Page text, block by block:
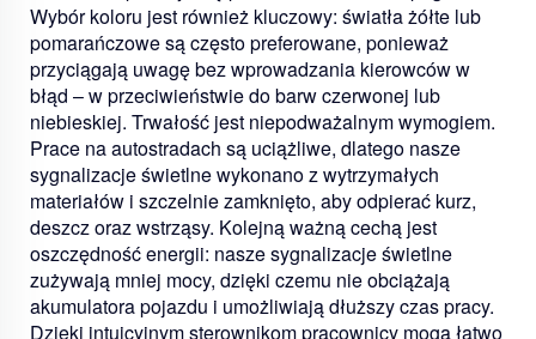
Wybór koloru jest również kluczowy: światła żółte lub
pomarańczowe są często preferowane, ponieważ
przyciągają uwagę bez wprowadzania kierowców w
błąd – w przeciwieństwie do barw czerwonej lub
niebieskiej. Trwałość jest niepodważalnym wymogiem.
Prace na autostradach są uciążliwe, dlatego nasze
sygnalizacje świetlne wykonano z wytrzymałych
materiałów i szczelnie zamknięto, aby odpierać kurz,
deszcz oraz wstrząsy. Kolejną ważną cechą jest
oszczędność energii: nasze sygnalizacje świetlne
zużywają mniej mocy, dzięki czemu nie obciążają
akumulatora pojazdu i umożliwiają dłuższy czas pracy.
Dzięki intuicyjnym sterownikom pracownicy mogą łatwo